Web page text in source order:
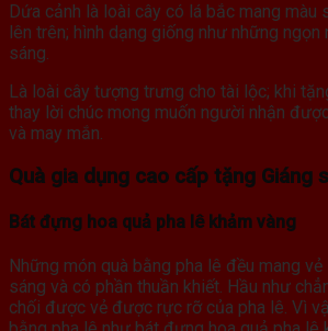
Dứa cảnh là loài cây có lá bắc mang màu
lên trên; hình dạng giống như những
sáng.
Là loài cây tượng trưng cho tài lộc; khi
thay lời chúc mong muốn người nhận
và may mắn.
Quà gia dụng cao cấp tặng Giáng
Bát đựng hoa quả pha lê khảm vàng
Những món quà bằng pha lê đều mang
sáng và có phần thuần khiết. Hầu như
chối được vẻ được rực rỡ của pha lê. Vì